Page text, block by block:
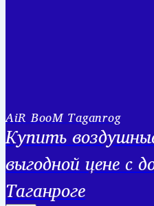
AiR BooM Taganrog
Купить
выгодной цене с
Таганроге